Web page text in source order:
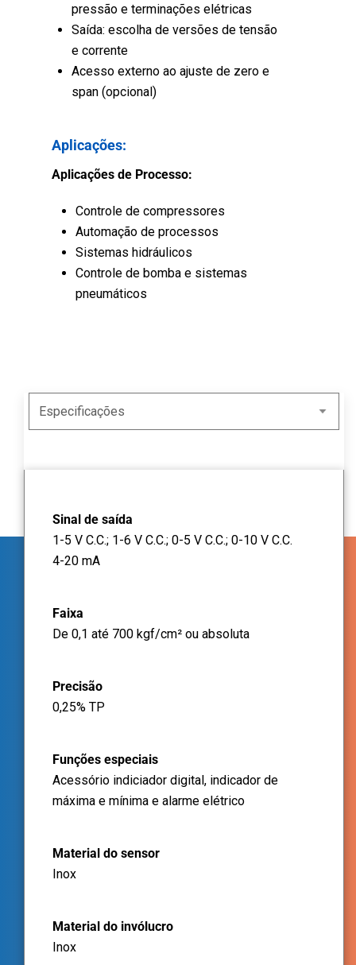
pressão e terminações elétricas
Saída: escolha de versões de tensão
e corrente
Acesso externo ao ajuste de zero e
span (opcional)
Aplicações:
Aplicações de Processo:
Controle de compressores
Automação de processos
Sistemas hidráulicos
Controle de bomba e sistemas
pneumáticos
Sinal de saída
1-5 V C.C.; 1-6 V C.C.; 0-5 V C.C.; 0-10 V C.C.
4-20 mA
Faixa
De 0,1 até 700 kgf/cm² ou absoluta
Precisão
0,25% TP
Funções especiais
Acessório indiciador digital, indicador de
máxima e mínima e alarme elétrico
Material do sensor
Inox
Material do invólucro
Inox